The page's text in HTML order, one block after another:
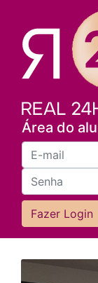
Área do